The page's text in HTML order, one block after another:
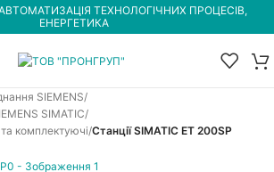
ТЕХНОЛОГІЧНИХ ПРОЦЕСІВ,
ЕНЕРГЕТИКА
SIEMENS
SIMATIC
комплектуючі Станції SIMATIC ET 200SP